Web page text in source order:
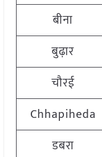
बीना
बुढ़ार
चौरई
Chhapiheda
डबरा